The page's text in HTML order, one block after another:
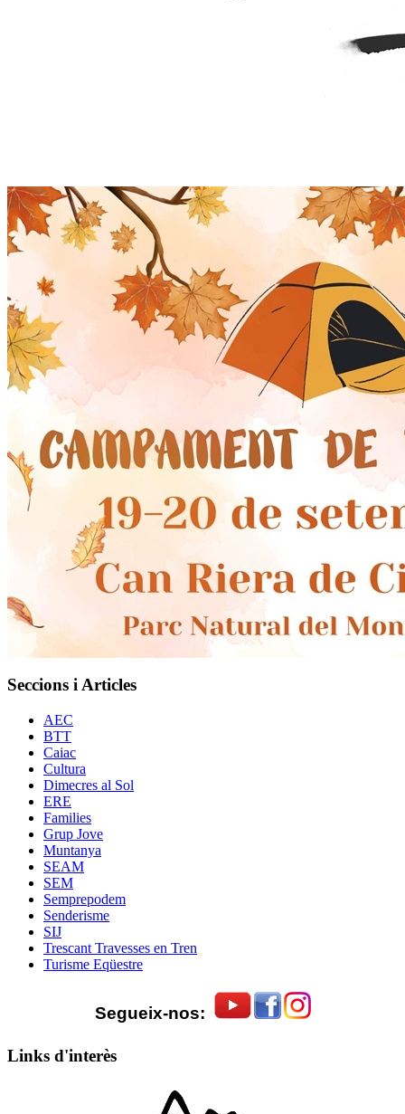
Seccions i Articles
AEC
BTT
Caiac
Cultura
Dimecres al Sol
ERE
Families
Grup Jove
Muntanya
SEAM
SEM
Semprepodem
Senderisme
SIJ
Trescant Travesses en Tren
Turisme Eqüestre
Segueix-nos:
Links d'interès